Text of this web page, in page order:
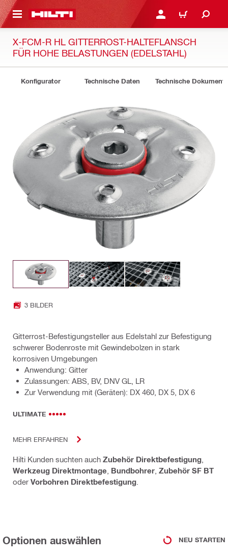
ANMELDEN ODER
WARENKORB
X-FCM-R HL GITTERROST-HALTEFLANSCH
FÜR HOHE BELASTUNGEN (EDELSTAHL)
Konfigurator Technische Daten Technische Dokumente
3 BILDER
Gitterrost-Befestigungsteller aus Edelstahl zur Befestigung
schwerer Bodenroste mit Gewindebolzen in stark
korrosiven Umgebungen
Anwendung: Gitter
Zulassungen: ABS, BV, DNV GL, LR
Zur Verwendung mit (Geräten): DX 460, DX 5, DX 6
ULTIMATE
MEHR ERFAHREN
Hilti Kunden suchten auch Zubehör Direktbefestigung
Werkzeug Direktmontage Bundbohrer Zubehör SF BT
oder Vorbohren Direktbefestigung
Optionen auswählen NEU STARTEN